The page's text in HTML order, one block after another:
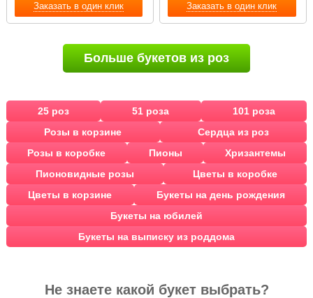
Заказать в один клик Заказать в один клик
Больше букетов из роз
25 роз 51 роза
101 роза
Розы в корзине
Сердца из роз
Розы в коробке
Пионы
Хризантемы
Пионовидные розы
Цветы в коробке
Цветы в корзине
Букеты на день рождения
Букеты на юбилей
Букеты на выписку из роддома
Не знаете какой букет выбрать?